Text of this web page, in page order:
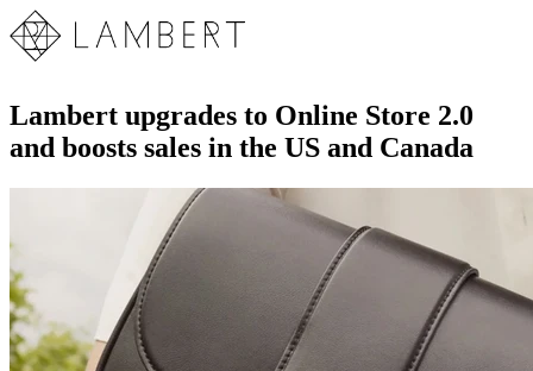
Lambert upgrades to Online Store 2.0
and boosts sales in the US and Canada